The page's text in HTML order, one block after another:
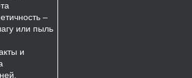
–
или пыль
и